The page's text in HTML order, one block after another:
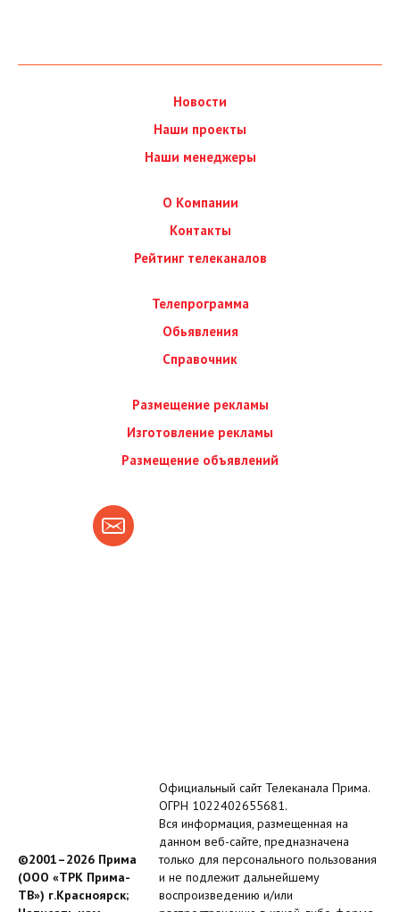
Новости
Наши проекты
Наши менеджеры
О Компании
Контакты
Рейтинг телеканалов
Телепрограмма
Обьявления
Справочник
Размещение рекламы
Изготовление рекламы
Размещение объявлений
©2001–2026 Прима
(ООО «ТРК Прима-
ТВ») г.Красноярск;
Официальный сайт Телеканала Прима.
ОГРН 1022402655681.
Вся информация, размещенная на
данном веб-сайте, предназначена
только для персонального пользования
и не подлежит дальнейшему
воспроизведению и/или